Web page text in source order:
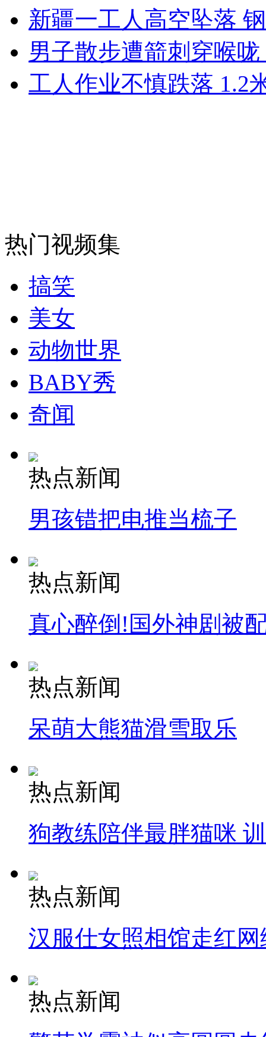
山西运城恶犬咬伤多人 警民合力深夜将其击毙
女孩北京地铁殴打老人 痛下狠手拳打脚踢
消防员救轻生者 花炮节热闹非凡
司机酒驾遇交警 急速倒车逃窜
新疆一工人高空坠落
男子散步遭箭刺穿喉
工人作业不慎跌落 1.2
热门视频集
搞笑
美女
动物世界
BABY秀
奇闻
热点新闻
男孩错把电推当梳子
热点新闻
真心醉倒!国外神剧被
热点新闻
呆萌大熊猫滑雪取乐
热点新闻
狗教练陪伴最胖猫咪
热点新闻
汉服仕女照相馆走红网
热点新闻